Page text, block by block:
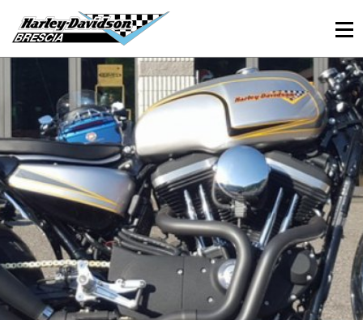
030 3366984 Viale Sant’Eufemia, 26 - Brescia